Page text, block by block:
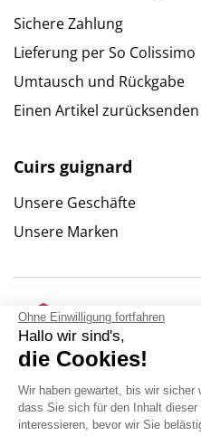
Ohne Einwilligung fortfahren
Hallo wir sind's,
die Cookies!
Wir haben gewartet, bis wir sicher
dass Sie sich für den Inhalt dieser
interessieren, bevor wir Sie
Sichere Zahlung
Lieferung per So Colissimo
Umtausch und Rückgabe
Einen Artikel zurücksenden
Cuirs guignard
Unsere Geschäfte
Unsere Marken